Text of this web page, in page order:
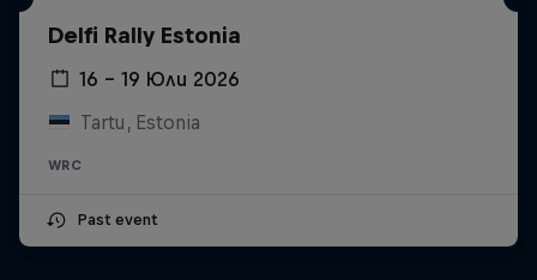
Delfi Rally Estonia
16 – 19 Юли 2026
Tartu, Estonia
WRC
Past event